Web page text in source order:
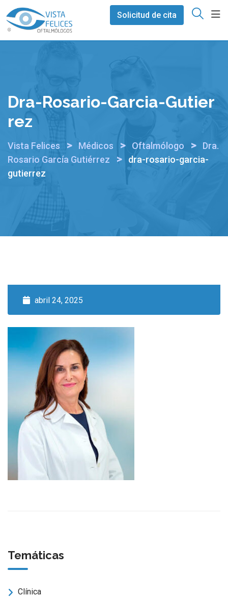
contenido
Solicitud de cita
Dra-Rosario-Garcia-Gutier
Rez
Vista Felices > Médicos > Oftalmólogo >
Dra.
Rosario García Gutiérrez
>
dra-rosario-garcia-
gutierrez
abril 24, 2025
Temáticas
Clínica